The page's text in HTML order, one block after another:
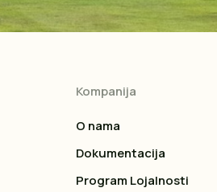
Kompanija
O nama
Dokumentacija
Program Lojalnosti